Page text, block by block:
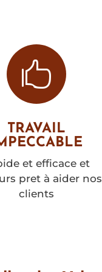

TRAVAIL
et efficace et
pret à aider nos
clients